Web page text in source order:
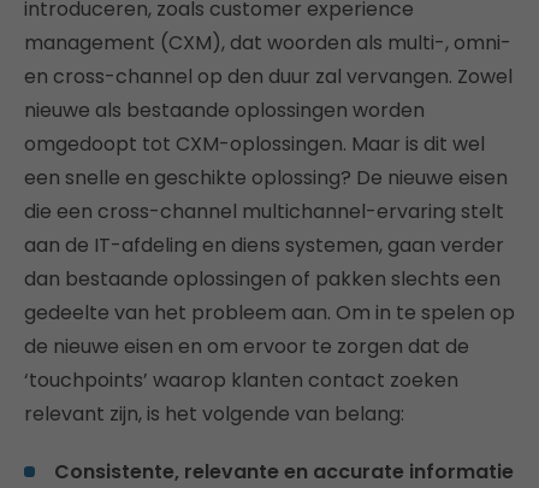
introduceren, zoals customer experience
management (CXM), dat woorden als multi-, omni-
en cross-channel op den duur zal vervangen. Zowel
nieuwe als bestaande oplossingen worden
omgedoopt tot CXM-oplossingen. Maar is dit wel
een snelle en geschikte oplossing? De nieuwe eisen
die een cross-channel multichannel-ervaring stelt
aan de IT-afdeling en diens systemen, gaan verder
dan bestaande oplossingen of pakken slechts een
gedeelte van het probleem aan. Om in te spelen op
de nieuwe eisen en om ervoor te zorgen dat de
‘touchpoints’ waarop klanten contact zoeken
relevant zijn, is het volgende van belang:
Consistente, relevante en accurate informatie